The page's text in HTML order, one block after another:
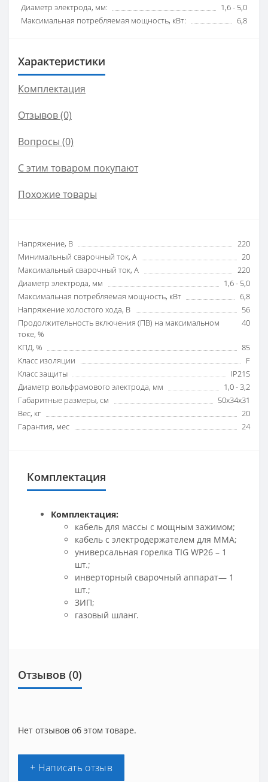
Диаметр электрода, мм:
1,6 - 5,0
Максимальная потребляемая мощность, кВт:
6,8
Характеристики
Комплектация
Отзывов (0)
Вопросы (0)
С этим товаром покупают
Похожие товары
Напряжение, В
220
Минимальный сварочный ток, А
20
Максимальный сварочный ток, А
220
Диаметр электрода, мм
1,6 - 5,0
Максимальная потребляемая мощность, кВт
6,8
Напряжение холостого хода, В
56
Продолжительность включения (ПВ) на максимальном
токе, %
40
КПД, %
85
Класс изоляции
F
Класс защиты
IP21S
Диаметр вольфрамового электрода, мм
1,0 - 3,2
Габаритные размеры, см
50x34x31
Вес, кг
20
Гарантия, мес
24
Комплектация
Комплектация:
кабель для массы с мощным зажимом;
кабель с электродержателем для ММА;
универсальная горелка TIG WP26 – 1
шт.;
инверторный сварочный аппарат— 1
шт.;
ЗИП;
газовый шланг.
Отзывов (0)
Нет отзывов об этом товаре.
+ Написать отзыв